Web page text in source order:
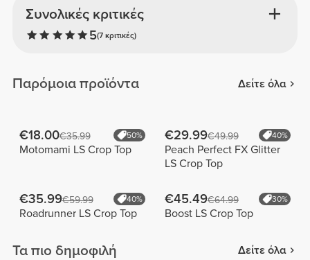
Συνολικές κριτικές
5(7 κριτικές)
Παρόμοια προϊόντα Δείτε όλα
€18.00€35.99 50%
Motomami LS Crop Top
€29.99€49.99 40%
Peach Perfect FX Glitter
LS Crop Top
€35.99€59.99 40%
Roadrunner LS Crop Top
€45.49€64.99 30%
Boost LS Crop Top
Τα πιο δημοφιλή Δείτε όλα